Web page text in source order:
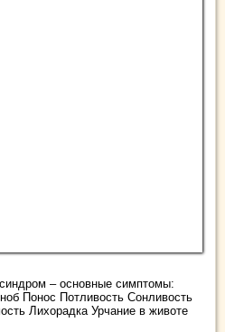
– основные симптомы:
Понос Потливость Сонливость
Лихорадка Урчание в животе